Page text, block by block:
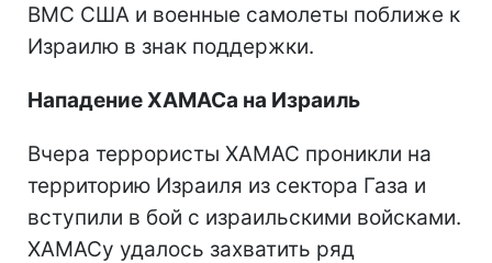
ВМС США и военные самолеты поближе к
Израилю в знак поддержки.
Нападение ХАМАСа на Израиль
Вчера террористы ХАМАС проникли на
территорию Израиля из сектора Газа и
вступили в бой с израильскими войсками.
ХАМАСу удалось захватить ряд